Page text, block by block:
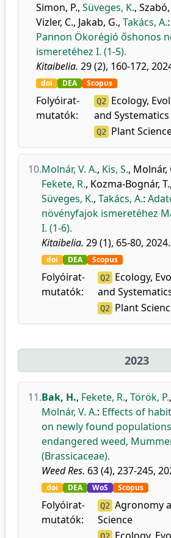
Simon, P., Süveges, K.,
Vizler, C., Jakab, G., Takács, A.:
Pannon Ökorégió őshonos
ismeretéhez I. (1-5).
Kitaibelia. 29 (2), 160-172,
doi DEA Scopus
Folyóirat-
mutatók:
Q2 Ecology,
and Systematics
Q2 Plant
10.Molnár, V. A., Kis, S., Molnár,
Fekete, R., Kozma-Bognár, T.,
Süveges, K., Takács, A.:
növényfajok ismeretéhez
I. (1-6).
Kitaibelia. 29 (1), 65-80, 2024.
doi DEA Scopus
Folyóirat-
mutatók:
Q2
Ecology,
and
Q2 Plant
2023
11.Bak, H., Fekete, R., Török, P.,
Molnár, V. A.: Effects of
on newly found
endangered weed,
(Brassicaceae).
Weed Res. 63 (4), 237-245,
doi DEA WoS Scopus
Folyóirat-
mutatók:
Q2 Agronomy
Science